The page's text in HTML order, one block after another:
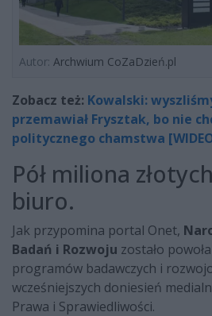
Autor: Archwium CoZaDzień.pl
Zobacz też: Kowalski:
przemawiał Frysztak, bo nie
politycznego chamstwa
Pół miliona
biuro.
Jak przypomina portal Onet,
Badań i Rozwoju zostało
programów badawczych i
wcześniejszych doniesień
Prawa i Sprawiedliwości.